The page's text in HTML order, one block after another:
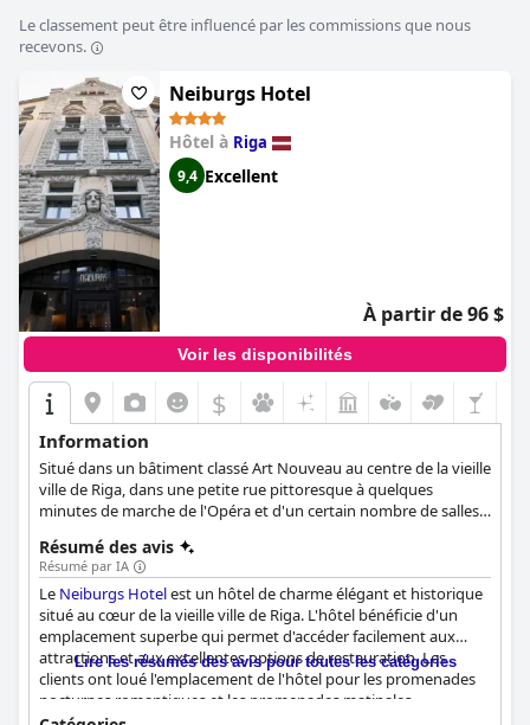
Le classement peut être influencé par les commissions que nous
recevons.
Neiburgs Hotel
Hôtel à Riga
9,4 Excellent
À partir de 96 $
Voir les disponibilités
$
Information
Situé dans un bâtiment classé Art Nouveau au centre de la vieille
ville de Riga, dans une petite rue pittoresque à quelques
minutes de marche de l'Opéra et d'un certain nombre de salles
Résumé des avis
Résumé par IA
Le Neiburgs Hotelest un hôtel de charme élégant et historique
situé au cœur de la vieille ville de Riga. L'hôtel bénéficie d'un
emplacement superbe qui permet d'accéder facilement aux
attractions et aux excellentes options de restauration. Les
clients ont loué l'emplacement de l'hôtel pour les promenades
nocturnes romantiques et les promenades matinales
Lire les résumés des avis pour toutes les catégories